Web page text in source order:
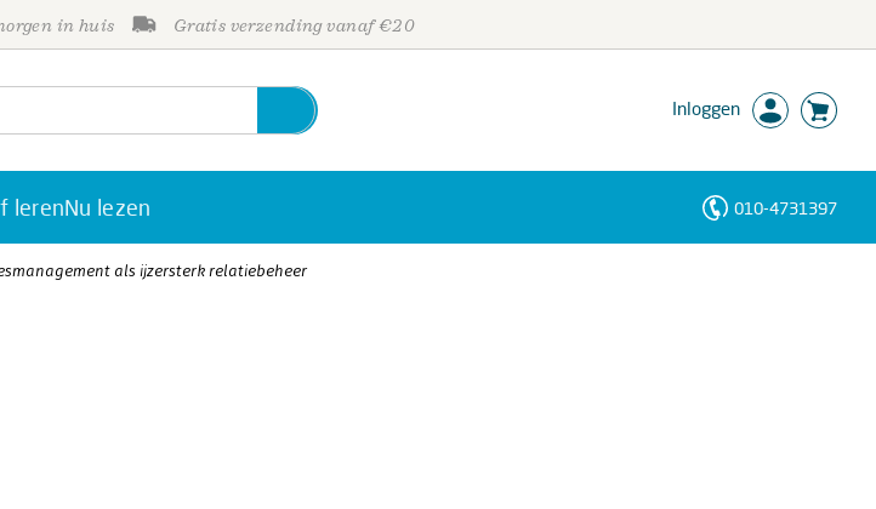
in huis Gratis verzending vanaf €20
Inloggen
lerenNu lezen 010-4731397
als ijzersterk relatiebeheer
Personen